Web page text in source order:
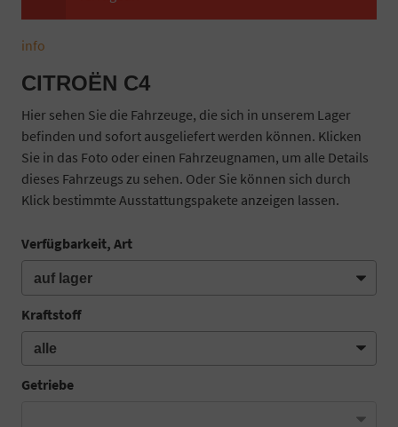
info
CITROËN C4
Hier sehen Sie die Fahrzeuge, die sich in unserem Lager
befinden und sofort ausgeliefert werden können. Klicken
Sie in das Foto oder einen Fahrzeugnamen, um alle Details
dieses Fahrzeugs zu sehen. Oder Sie können sich durch
Klick bestimmte Ausstattungspakete anzeigen lassen.
Verfügbarkeit, Art
Kraftstoff
Getriebe